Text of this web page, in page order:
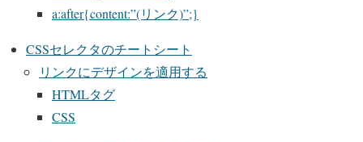
a:after{content:”(リンク)”;}
CSSセレクタのチートシート
リンクにデザインを適用する
HTMLタグ
CSS